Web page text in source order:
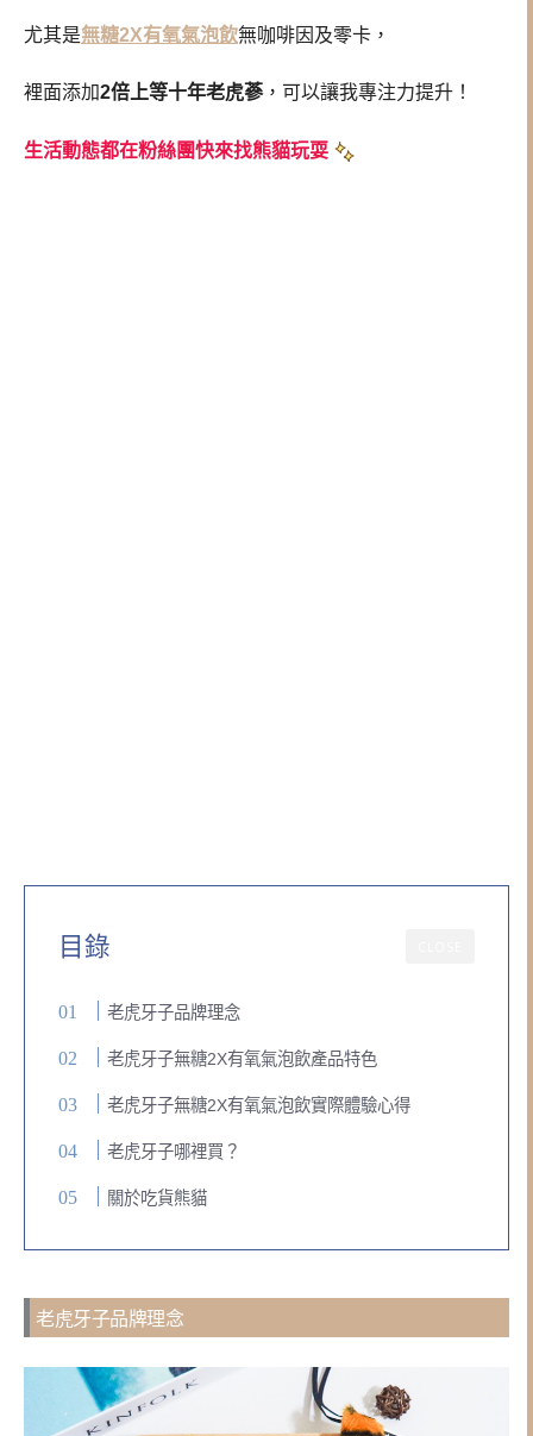
尤其是無糖2X有氧氣泡飲無咖啡因及零卡，
裡面添加2倍上等十年老虎蔘，可以讓我專注力提升！
生活動態都在粉絲團快來找熊貓玩耍
目錄
老虎牙子品牌理念
老虎牙子無糖2X有氧氣泡飲產品特色
老虎牙子無糖2X有氧氣泡飲實際體驗心得
老虎牙子哪裡買？
關於吃貨熊貓
老虎牙子品牌理念